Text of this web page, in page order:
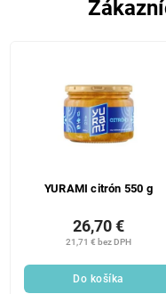
YURAMI citrón 550 g
21,71 € bez DPH
26,70 €
Do košíka